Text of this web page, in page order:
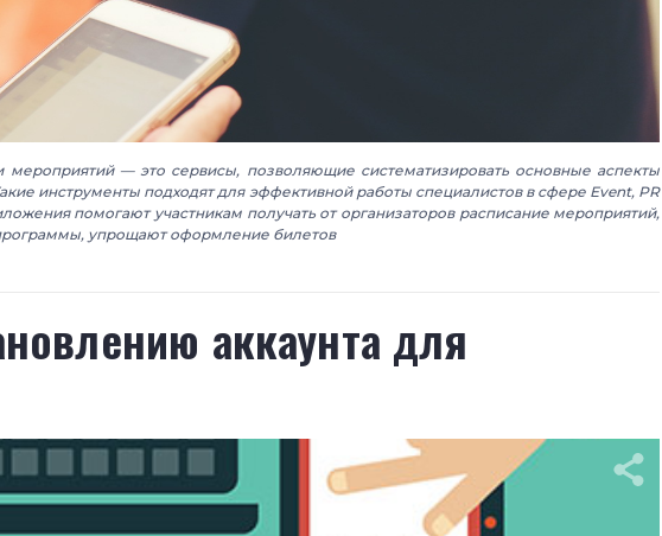
мероприятий — это сервисы, позволяющие систематизировать основные аспекты
инструменты подходят для эффективной работы специалистов в сфере Event, PR
помогают участникам получать от организаторов расписание мероприятий,
упрощают оформление билетов
аккаунта для